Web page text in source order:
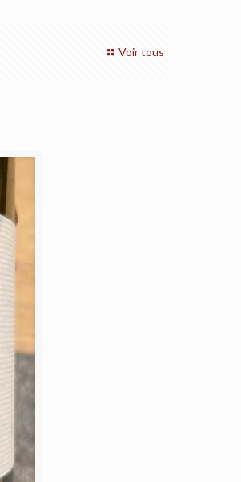
Voir tous